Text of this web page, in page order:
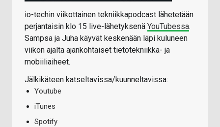
io-techin viikottainen tekniikkapodcast lähetetään
perjantaisin klo 15 live-lähetyksenä YouTubessa.
Sampsa ja Juha käyvät keskenään läpi kuluneen
viikon ajalta ajankohtaiset tietotekniikka- ja
mobiiliaiheet.
Jälkikäteen katseltavissa/kuunneltavissa:
Youtube
iTunes
Spotify